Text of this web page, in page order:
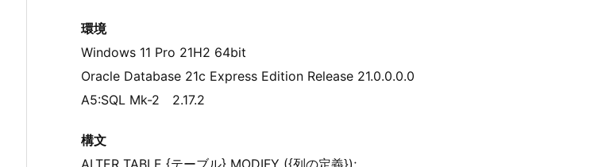
環境
Windows 11 Pro 21H2 64bit
Oracle Database 21c Express Edition Release 21.0.0.0.0
A5:SQL Mk-2 2.17.2
構文
ALTER TABLE {テーブル} MODIFY ({列の定義});